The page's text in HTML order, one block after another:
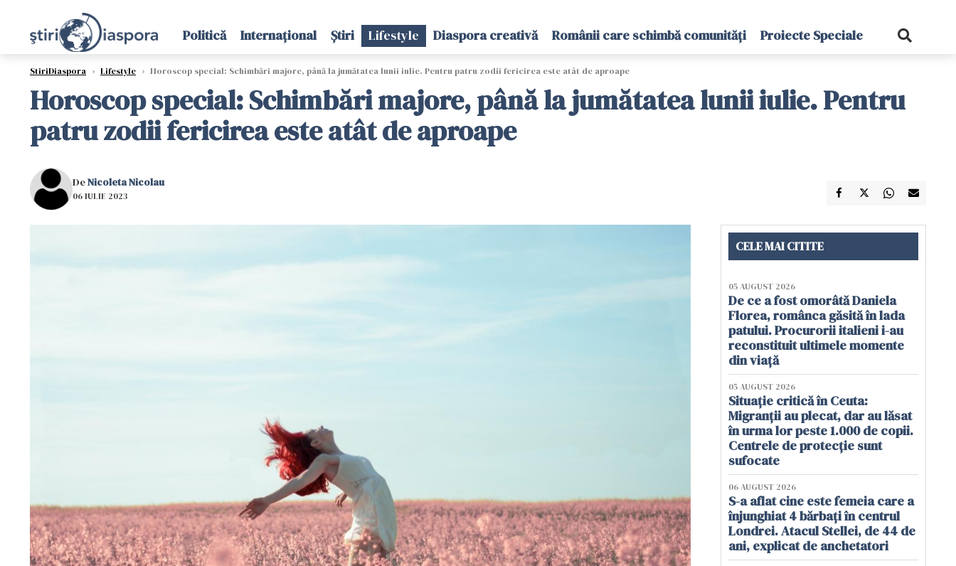
Politică Internațional Știri Lifestyle Diaspora creativă Românii care schimbă comunități Proiecte Speciale
StiriDiaspora › Lifestyle › Horoscop special: Schimbări majore, până la jumătatea lunii iulie. Pentru patru zodii fericirea este atât de aproape
Horoscop special: Schimbări majore, până la jumătatea lunii iulie. Pentru
patru zodii fericirea este atât de aproape
DeNicoleta Nicolau
06 IULIE 2023
CELE MAI CITITE
05 AUGUST 2026
De ce a fost omorâtă Daniela
Florea, românca găsită în lada
patului. Procurorii italieni i-au
reconstituit ultimele momente
din viață
05 AUGUST 2026
Situație critică în Ceuta:
Migranții au plecat, dar au lăsat
în urma lor peste 1.000 de copii.
Centrele de protecție sunt
sufocate
06 AUGUST 2026
S-a aflat cine este femeia care a
înjunghiat 4 bărbați în centrul
Londrei. Atacul Stellei, de 44 de
ani, explicat de anchetatori